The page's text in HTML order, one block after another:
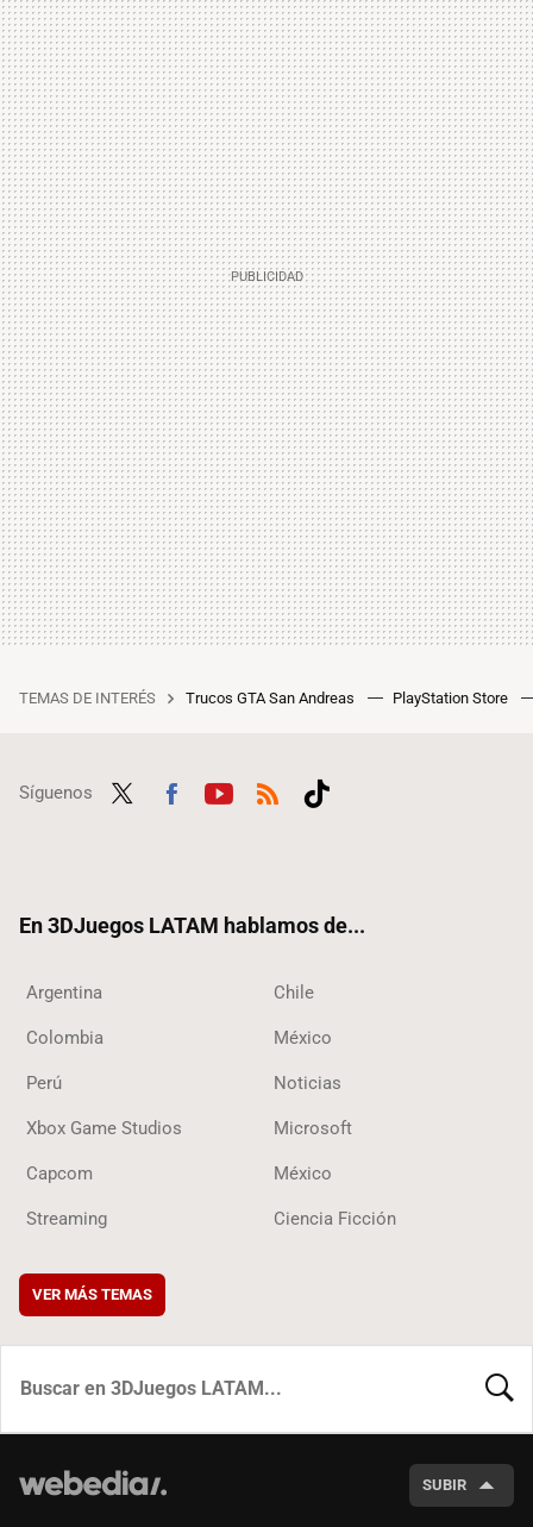
TEMAS DE INTERÉS Trucos GTA San Andreas PlayStation Store
Síguenos
En 3DJuegos LATAM hablamos de...
Argentina Chile
Colombia México
Perú Noticias
Xbox Game Studios Microsoft
Capcom México
Streaming Ciencia Ficción
VER MÁS TEMAS
SUBIR